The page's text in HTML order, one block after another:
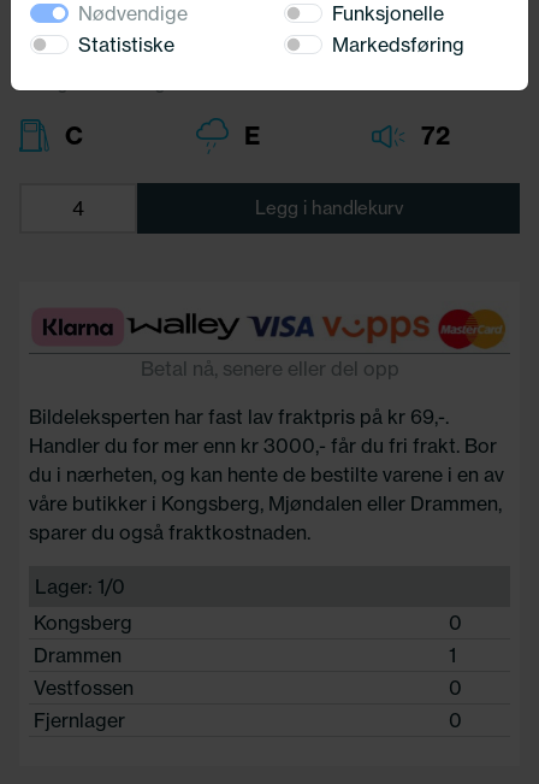
Profil:
50,00
Diameter:
Lasteindex:
C E 72
Legg i handlekurv
Betal nå, senere eller del opp
Bildeleksperten har fast lav fraktpris på kr 69,-.
Handler du for mer enn kr 3000,- får du fri frakt. Bor
du i nærheten, og kan hente de bestilte varene i en av
våre butikker i Kongsberg, Mjøndalen eller Drammen,
sparer du også fraktkostnaden.
Lager: 1/0
Kongsberg
0
Drammen
1
Vestfossen
0
Fjernlager
0
Nødvendige
Funksjonelle
Statistiske
Markedsføring